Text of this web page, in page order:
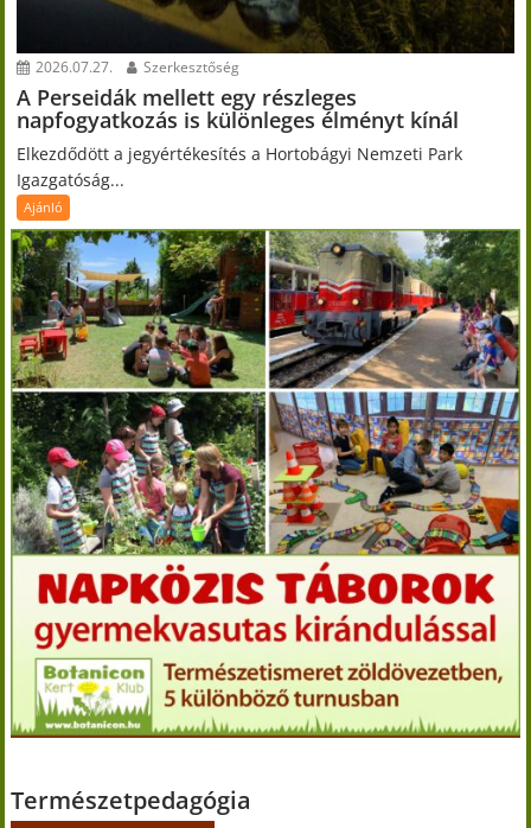
2026.07.27. Szerkesztőség
A Perseidák mellett egy részleges
napfogyatkozás is különleges élményt kínál
Elkezdődött a jegyértékesítés a Hortobágyi Nemzeti Park
Igazgatóság...
Ajánló
Természetpedagógia